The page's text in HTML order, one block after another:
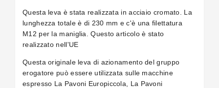
Questa leva è stata realizzata in acciaio cromato. La
lunghezza totale è di 230 mm e c'è una filettatura
M12 per la maniglia. Questo articolo è stato
realizzato nell'UE
Questa originale leva di azionamento del gruppo
erogatore può essere utilizzata sulle macchine
espresso La Pavoni Europiccola, La Pavoni